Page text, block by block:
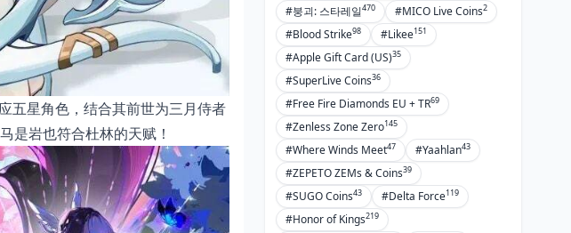
五星角色，结合其前世为三月侍者
是岩也符合杜林的天赋！
#붕괴: 스타레일470 #MICO Live Coins2
#Blood Strike98 #Likee151
#Apple Gift Card (US)35
#SuperLive Coins36
#Free Fire Diamonds EU + TR69
#Zenless Zone Zero145
#Where Winds Meet47 #Yaahlan43
#ZEPETO ZEMs & Coins39
#SUGO Coins43 #Delta Force119
#Honor of Kings219